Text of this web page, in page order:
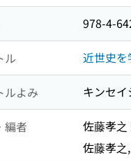
978-4-
ル 近世史
ルよみ キンセ
編者
佐藤孝之
佐藤孝之